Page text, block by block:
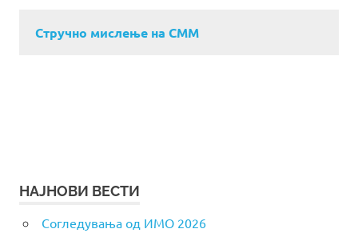
Стручно мислење на СММ
НАЈНОВИ ВЕСТИ
Согледувања од ИМО 2026